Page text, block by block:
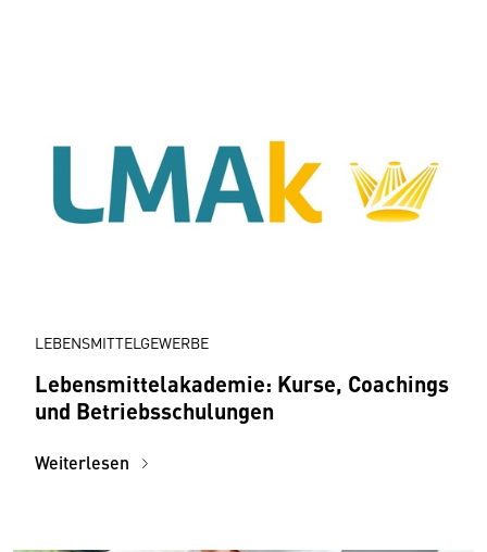
LEBENSMITTELGEWERBE
Lebensmittelakademie: Kurse, Coachings
und Betriebsschulungen
Weiterlesen